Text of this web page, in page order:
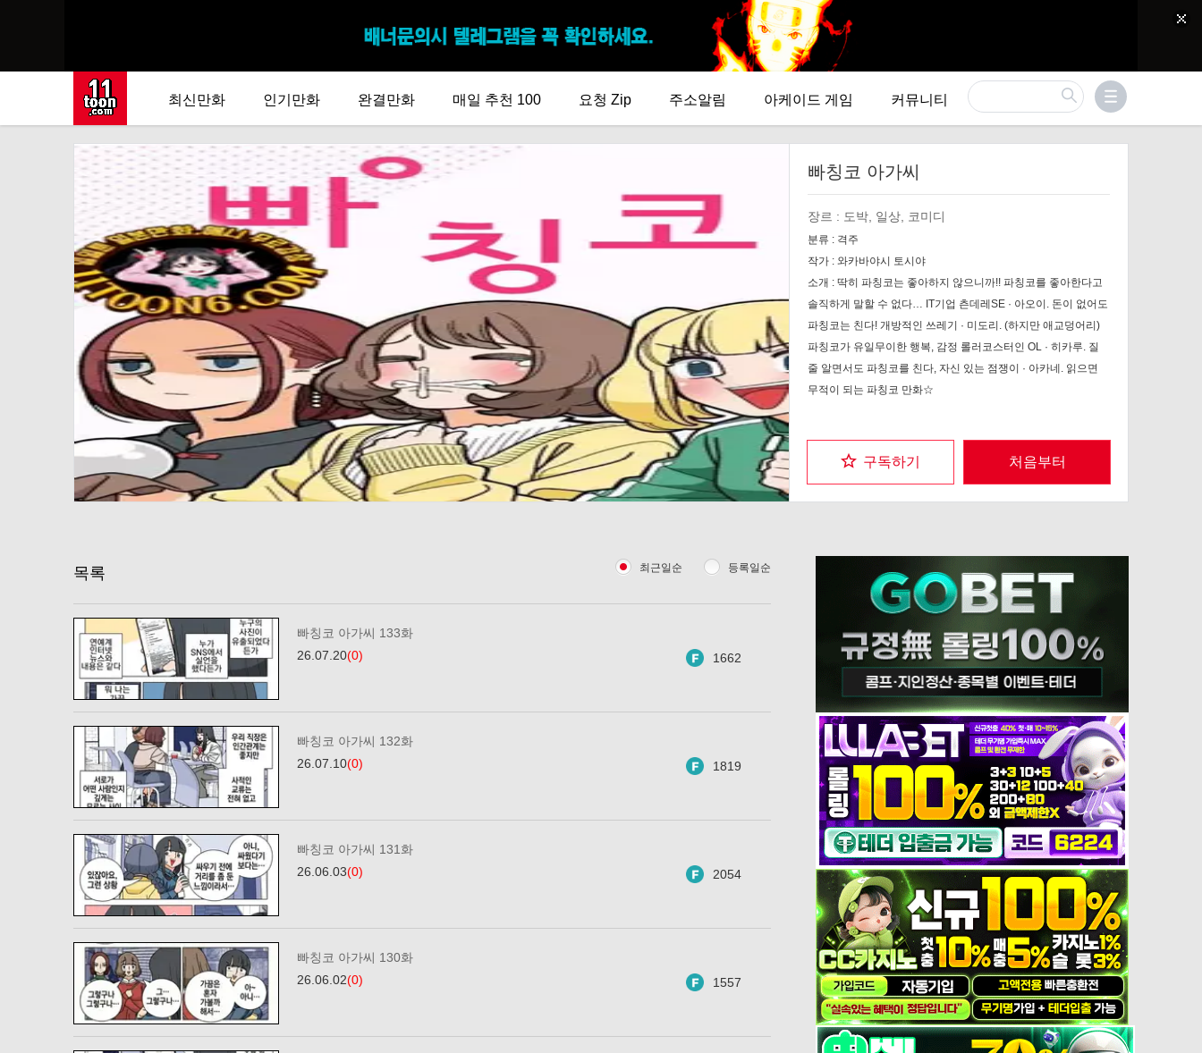
최신만화 인기만화 완결만화 매일 추천 100 요청 Zip 주소알림 아케이드 게임 커뮤니티
빠칭코 아가씨
구독하기 처음부터
장르 : 도박, 일상, 코미디
분류 : 격주
작가 : 와카바야시 토시야
소개 : 딱히 파칭코는 좋아하지 않으니까!! 파칭코를 좋아한다고
솔직하게 말할 수 없다… IT기업 츤데레SE · 아오이. 돈이 없어도
파칭코는 친다! 개방적인 쓰레기 · 미도리. (하지만 애교덩어리)
파칭코가 유일무이한 행복, 감정 롤러코스터인 OL · 히카루. 질
줄 알면서도 파칭코를 친다, 자신 있는 점쟁이 · 아카네. 읽으면
무적이 되는 파칭코 만화☆
목록 최근일순 등록일순
빠칭코 아가씨 133화
26.07.20(0) 1662
빠칭코 아가씨 132화
26.07.10(0) 1819
빠칭코 아가씨 131화
26.06.03(0) 2054
빠칭코 아가씨 130화
26.06.02(0) 1557